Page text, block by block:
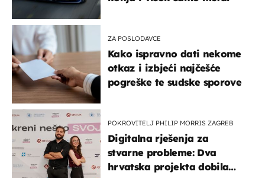
ZA POSLODAVCE
Kako ispravno dati nekome
otkaz i izbjeći najčešće
pogreške te sudske sporove
POKROVITELJ PHILIP MORRIS ZAGREB
Digitalna rješenja za
stvarne probleme: Dva
hrvatska projekta dobila